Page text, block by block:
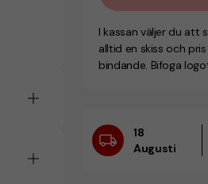
I kassan väljer du att
alltid en skiss och
bindande. Bifoga
18
Augusti